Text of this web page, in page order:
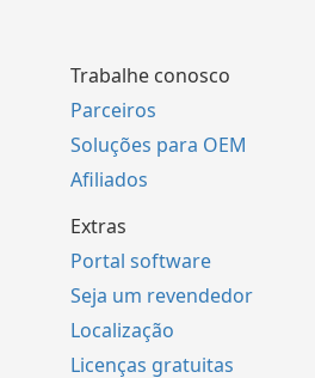
Trabalhe conosco
Parceiros
Soluções para OEM
Afiliados
Extras
Portal software
Seja um revendedor
Localização
Licenças gratuitas